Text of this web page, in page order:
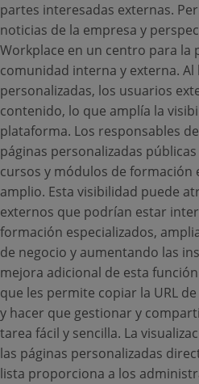
partes interesadas externas.
noticias de la empresa y
Workplace en un centro para la
comunidad interna y externa. Al
personalizadas, los usuarios
contenido, lo que amplía la
plataforma. Los responsables
páginas personalizadas
cursos y módulos de formación
amplio. Esta visibilidad puede
externos que podrían estar
formación especializados,
de negocio y aumentando las
mejora adicional de esta
que les permite copiar la URL
y hacer que gestionar y
tarea fácil y sencilla. La
las páginas personalizadas
lista proporciona a los